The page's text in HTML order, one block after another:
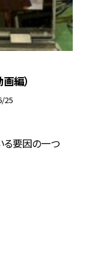
編）
25
る要因の一つ